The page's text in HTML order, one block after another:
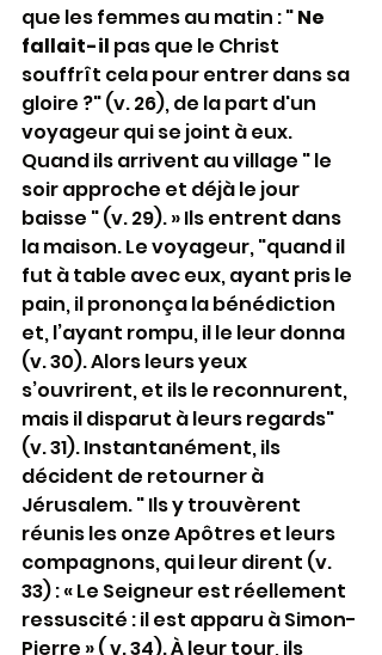
que les femmes au matin : " Ne
fallait-il pas que le Christ
souffrît cela pour entrer dans sa
gloire ?" (v. 26), de la part d'un
voyageur qui se joint à eux.
Quand ils arrivent au village " le
soir approche et déjà le jour
baisse " (v. 29). » Ils entrent dans
la maison. Le voyageur, "quand il
fut à table avec eux, ayant pris le
pain, il prononça la bénédiction
et, l’ayant rompu, il le leur donna
(v. 30). Alors leurs yeux
s’ouvrirent, et ils le reconnurent,
mais il disparut à leurs regards"
(v. 31). Instantanément, ils
décident de retourner à
Jérusalem. " Ils y trouvèrent
réunis les onze Apôtres et leurs
compagnons, qui leur dirent (v.
33) : « Le Seigneur est réellement
ressuscité : il est apparu à Simon-
Pierre » ( v. 34). À leur tour, ils